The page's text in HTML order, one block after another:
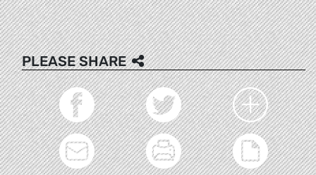
PLEASE SHARE